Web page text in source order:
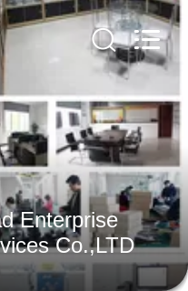
Enterprise
Co.,LTD